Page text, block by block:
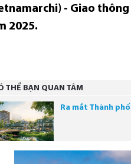
- Giao
2025.
THỂ BẠN QUAN TÂM
Ra mắt Thành